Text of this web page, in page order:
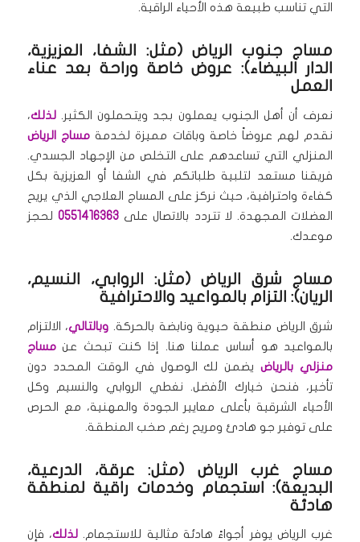
التي تناسب طبيعة هذه الأحياء الراقية.
مساج جنوب الرياض (مثل: الشفا، العزيزية،
الدار البيضاء): عروض خاصة وراحة بعد عناء
العمل
نعرف أن أهل الجنوب يعملون بجد ويتحملون الكثير.لذلك،
نقدم لهم عروضاً خاصة وباقات مميزة لخدمةمساج الرياض
المنزلي التي تساعدهم على التخلص من الإجهاد الجسدي.
فريقنا مستعد لتلبية طلباتكم في الشفا أو العزيزية بكل
كفاءة واحترافية، حيث نركز على المساج العلاجي الذي يريح
العضلات المجهدة. لا تتردد بالاتصال على0551416363 لحجز
موعدك.
مساج شرق الرياض (مثل: الروابي، النسيم،
الريان): التزام بالمواعيد والاحترافية
شرق الرياض منطقة حيوية ونابضة بالحركة. وبالتالي، الالتزام
بالمواعيد هو أساس عملنا هنا. إذا كنت تبحث عنمساج
منزلي بالرياضيضمن لك الوصول في الوقت المحدد دون
تأخير، فنحن خيارك الأفضل. نغطي الروابي والنسيم وكل
الأحياء الشرقية بأعلى معايير الجودة والمهنية، مع الحرص
على توفير جو هادئ ومريح رغم صخب المنطقة.
مساج غرب الرياض (مثل: عرقة، الدرعية،
البديعة): استجمام وخدمات راقية لمنطقة
هادئة
غرب الرياض يوفر أجواءً هادئة مثالية للاستجمام.لذلك، فإن